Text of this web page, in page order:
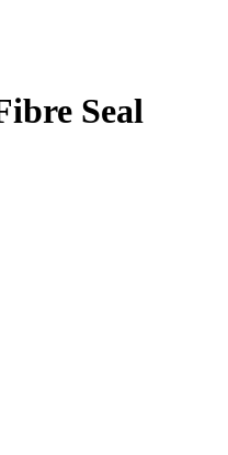
Seal